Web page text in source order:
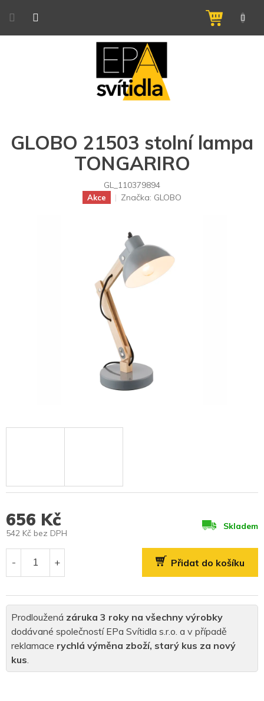
NÁKUPNÍ
KOŠÍK
GLOBO 21503 stolní lampa
TONGARIRO
GL_110379894
Akce Značka: GLOBO
Prodloužená záruka 3 roky na všechny výrobky
dodávané společností EPa Svítidla s.r.o. a v případě
reklamace rychlá výměna zboží, starý kus za nový
kus.
656 Kč
542 Kč bez DPH
Skladem
Přidat do košíku